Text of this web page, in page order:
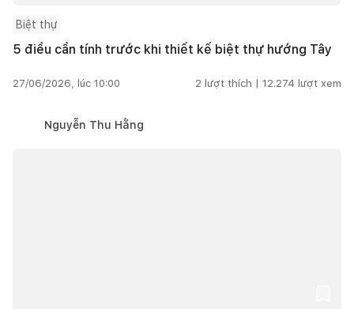
Biệt thự
5 điều cần tính trước khi thiết kế biệt thự hướng Tây
27/06/2026, lúc 10:00 2 lượt thích | 12.274 lượt xem
Nguyễn Thu Hằng